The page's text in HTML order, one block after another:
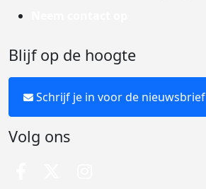
Blijf op de hoogte
Schrijf je in voor de nieuwsbrief
Volg ons